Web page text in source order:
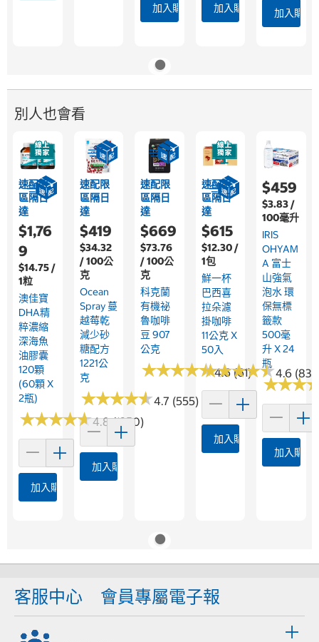
加入購物車 加入購物車 加入購物
別人也會看
速配限
區隔日
達
$1,76
9
$14.75 /
1粒
澳佳寶
DHA精
粹濃縮
深海魚
油膠囊
120顆
(60顆 X
2瓶)
★★★★★
★★★★★4.8 (1250)
加入購物車
速配限
區隔日
達
$419
$34.32
/ 100公
克
Ocean
Spray 蔓
越莓乾
減少砂
糖配方
1221公
克
★★★★★
★★★★★4.7 (555)
加入購物車
速配限
區隔日
達
$669
$73.76
/ 100公
克
科克蘭
有機祕
魯咖啡
豆 907
公克
★★★★★
★★★★★4.6 (61)
速配限
區隔日
達
$615
$12.30 /
1包
鮮一杯
巴西喜
拉朵濾
掛咖啡
11公克 X
50入
★★★★★
★★★★★4.6
加入購物車
$459
$3.83 /
100毫升
IRIS
OHYAM
A 富士
山強氣
泡水 環
保無標
籤款
500毫
升 X 24
瓶
★★★
★★★
加入購物
客服中心 會員專屬電子報